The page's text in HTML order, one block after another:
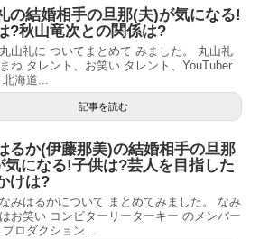
の結婚相手の旦那(夫)が気になる!
?秋山竜次との関係は?
山礼に ついてまとめて みました。 丸山礼
ね タレント、お笑い タレント、YouTuber
海道...
記事を読む
るか(伊藤那美)の結婚相手の旦那
気になる!子供は?芸人を目指した
けは?
みはるかについて まとめてみました。 なみ
お笑い コンビターリーターキー のメンバー
ロダクション...